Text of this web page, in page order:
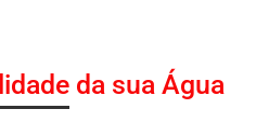
da sua Água